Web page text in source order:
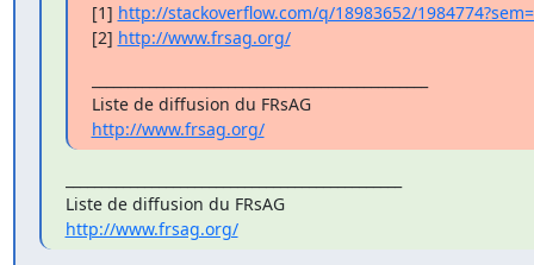
[1] http://stackoverflow.com/q/18983652/
[2] http://www.frsag.org/
Liste de diffusion du FRsAG
http://www.frsag.org/
Liste de diffusion du FRsAG
http://www.frsag.org/